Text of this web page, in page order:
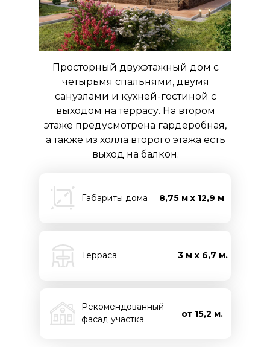
Просторный двухэтажный дом с
четырьмя спальнями, двумя
санузлами и кухней-гостиной с
выходом на террасу. На втором
этаже предусмотрена гардеробная,
а также из холла второго этажа есть
выход на балкон.
Габариты дома
Терраса
Рекомендованный
фасад участка
8,75 м х 12,9 м
3 м х 6,7 м.
от 15,2 м.